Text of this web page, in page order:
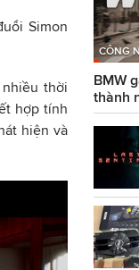
Simon
thời
hợp tính
hiện và
CÔNG
BMW
thành